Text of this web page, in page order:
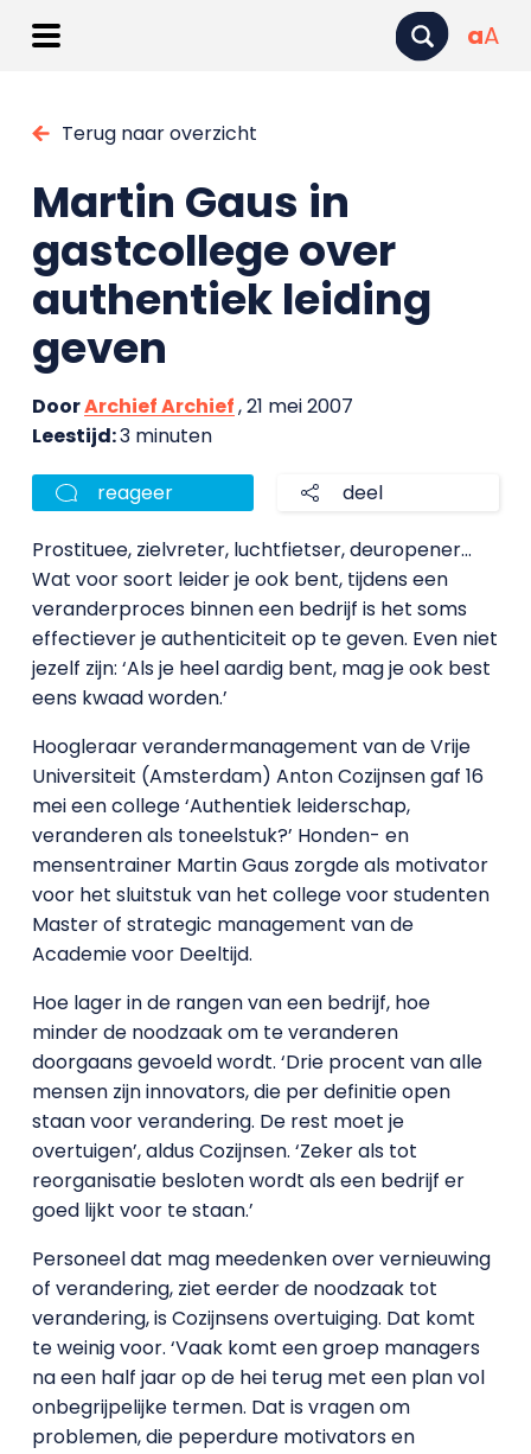
aA
Terug naar overzicht
Martin Gaus in
gastcollege over
authentiek leiding
geven
DoorArchief Archief, 21 mei 2007
Leestijd:3 minuten
reageer deel
Prostituee, zielvreter, luchtfietser, deuropener…
Wat voor soort leider je ook bent, tijdens een
veranderproces binnen een bedrijf is het soms
effectiever je authenticiteit op te geven. Even niet
jezelf zijn: ‘Als je heel aardig bent, mag je ook best
eens kwaad worden.’
Hoogleraar verandermanagement van de Vrije
Universiteit (Amsterdam) Anton Cozijnsen gaf 16
mei een college ‘Authentiek leiderschap,
veranderen als toneelstuk?’ Honden- en
mensentrainer Martin Gaus zorgde als motivator
voor het sluitstuk van het college voor studenten
Master of strategic management van de
Academie voor Deeltijd.
Hoe lager in de rangen van een bedrijf, hoe
minder de noodzaak om te veranderen
doorgaans gevoeld wordt. ‘Drie procent van alle
mensen zijn innovators, die per definitie open
staan voor verandering. De rest moet je
overtuigen’, aldus Cozijnsen. ‘Zeker als tot
reorganisatie besloten wordt als een bedrijf er
goed lijkt voor te staan.’
Personeel dat mag meedenken over vernieuwing
of verandering, ziet eerder de noodzaak tot
verandering, is Cozijnsens overtuiging. Dat komt
te weinig voor. ‘Vaak komt een groep managers
na een half jaar op de hei terug met een plan vol
onbegrijpelijke termen. Dat is vragen om
problemen, die peperdure motivators en